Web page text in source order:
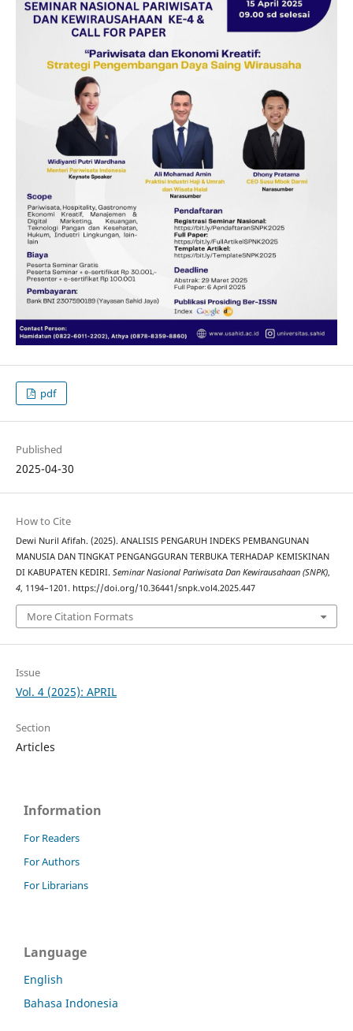
pdf
Published
2025-04-30
How to Cite
Dewi Nuril Afifah. (2025). ANALISIS PENGARUH INDEKS PEMBANGUNAN
MANUSIA DAN TINGKAT PENGANGGURAN TERBUKA TERHADAP KEMISKINAN
DI KABUPATEN KEDIRI. Seminar Nasional Pariwisata Dan Kewirausahaan (SNPK),
4, 1194–1201. https://doi.org/10.36441/snpk.vol4.2025.447
More Citation Formats
Issue
Vol. 4 (2025): APRIL
Section
Articles
Information
For Readers
For Authors
For Librarians
Language
English
Bahasa Indonesia